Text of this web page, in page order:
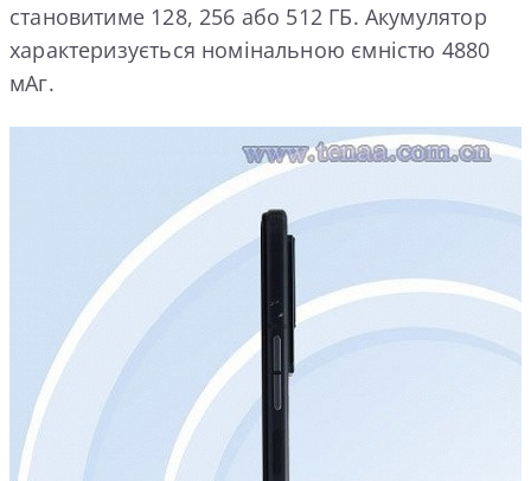
становитиме 128, 256 або 512 ГБ. Акумулятор
характеризується номінальною ємністю 4880
мАг.